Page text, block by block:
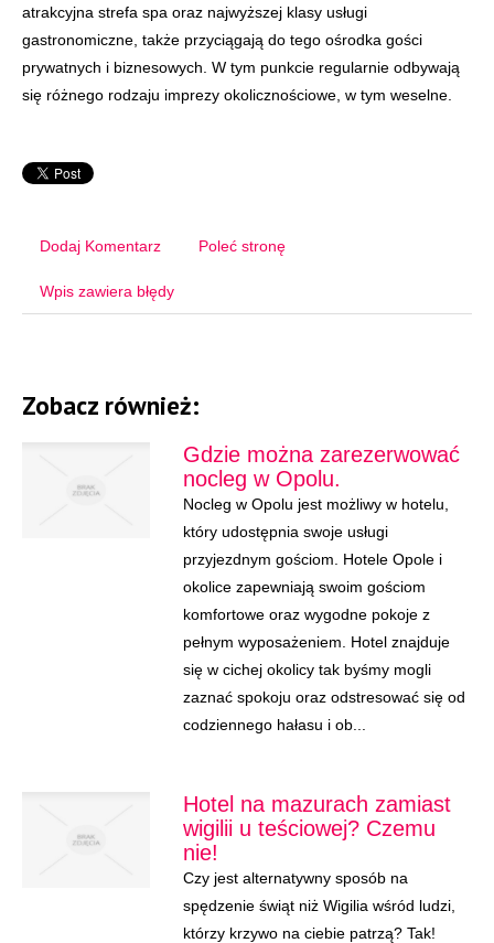
atrakcyjna strefa spa oraz najwyższej klasy usługi
gastronomiczne, także przyciągają do tego ośrodka gości
prywatnych i biznesowych. W tym punkcie regularnie odbywają
się różnego rodzaju imprezy okolicznościowe, w tym weselne.
Dodaj Komentarz Poleć stronę
Wpis zawiera błędy
Zobacz również:
Gdzie można zarezerwować
nocleg w Opolu.
Nocleg w Opolu jest możliwy w hotelu,
który udostępnia swoje usługi
przyjezdnym gościom. Hotele Opole i
okolice zapewniają swoim gościom
komfortowe oraz wygodne pokoje z
pełnym wyposażeniem. Hotel znajduje
się w cichej okolicy tak byśmy mogli
zaznać spokoju oraz odstresować się od
codziennego hałasu i ob...
Hotel na mazurach zamiast
wigilii u teściowej? Czemu
nie!
Czy jest alternatywny sposób na
spędzenie świąt niż Wigilia wśród ludzi,
którzy krzywo na ciebie patrzą? Tak!